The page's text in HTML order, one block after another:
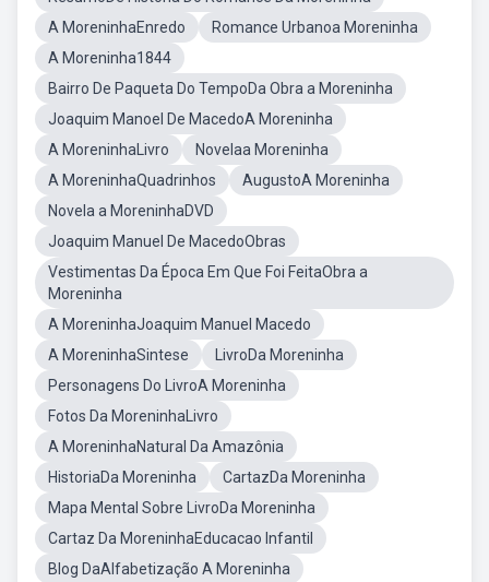
A MoreninhaEnredo
Romance Urbanoa Moreninha
A Moreninha1844
Bairro De Paqueta Do TempoDa Obra a Moreninha
Joaquim Manoel De MacedoA Moreninha
A MoreninhaLivro
Novelaa Moreninha
A MoreninhaQuadrinhos
AugustoA Moreninha
Novela a MoreninhaDVD
Joaquim Manuel De MacedoObras
Vestimentas Da Época Em Que Foi FeitaObra a
Moreninha
A MoreninhaJoaquim Manuel Macedo
A MoreninhaSintese
LivroDa Moreninha
Personagens Do LivroA Moreninha
Fotos Da MoreninhaLivro
A MoreninhaNatural Da Amazônia
HistoriaDa Moreninha
CartazDa Moreninha
Mapa Mental Sobre LivroDa Moreninha
Cartaz Da MoreninhaEducacao Infantil
Blog DaAlfabetização A Moreninha